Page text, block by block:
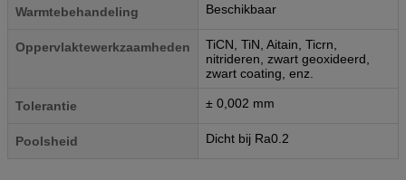
Warmtebehandeling Beschikbaar
Oppervlaktewerkzaamheden
TiCN, TiN, Aitain, Ticrn,
nitrideren, zwart geoxideerd,
zwart coating, enz.
Tolerantie ± 0,002 mm
Poolsheid Dicht bij Ra0.2